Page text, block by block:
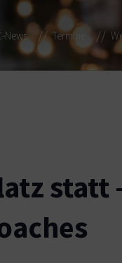
News Termine
statt